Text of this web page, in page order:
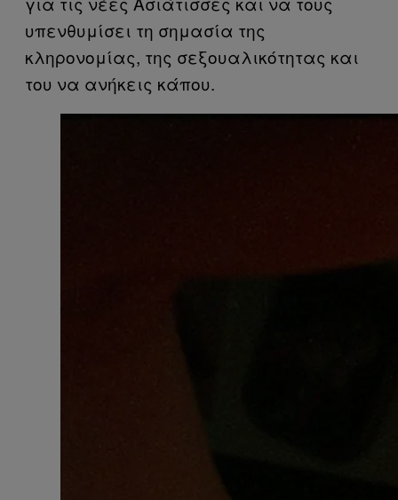
υπενθυμίσει τη σημασία της
κληρονομίας, της σεξουαλικότητας και
του να ανήκεις κάπου.